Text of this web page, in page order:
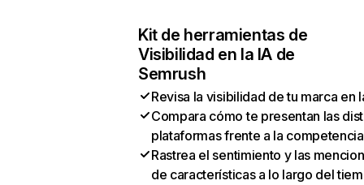
Kit de herramientas de
Visibilidad en la IA de
Semrush
Revisa la visibilidad de tu marca en
Compara cómo te presentan las
plataformas frente a la competencia
Rastrea el sentimiento y las
de características a lo largo del